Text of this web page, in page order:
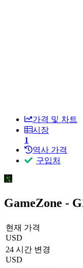
가격 및 차트
시장
1
역사 가격
구입처
GameZone -
현재 가격
USD
24 시간 변경
USD